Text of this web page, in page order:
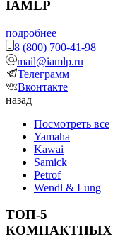
IAMLP
подробнее
8 (800) 700-41-98
mail@iamlp.ru
Телеграмм
Вконтакте
назад
Посмотреть все
Yamaha
Kawai
Samick
Petrof
Wendl & Lung
ТОП-5
КОМПАКТНЫХ